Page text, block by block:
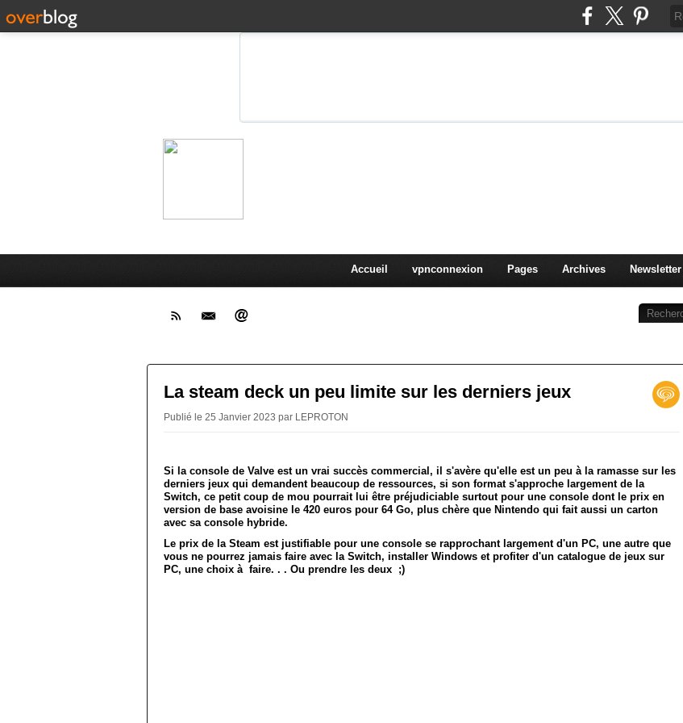
Accueil vpnconnexion Pages Archives Newsletter
La steam deck un peu limite sur les derniers jeux
Publié le 25 Janvier 2023 par LEPROTON
Si la console de Valve est un vrai succès commercial, il s'avère qu'elle est un peu à la ramasse sur les
derniers jeux qui demandent beaucoup de ressources, si son format s'approche largement de la
Switch, ce petit coup de mou pourrait lui être préjudiciable surtout pour une console dont le prix en
version de base avoisine le 420 euros pour 64 Go, plus chère que Nintendo qui fait aussi un carton
avec sa console hybride.
Le prix de la Steam est justifiable pour une console se rapprochant largement d'un PC, une autre que
vous ne pourrez jamais faire avec la Switch, installer Windows et profiter d'un catalogue de jeux sur
PC, une choix à faire. . . Ou prendre les deux ;)